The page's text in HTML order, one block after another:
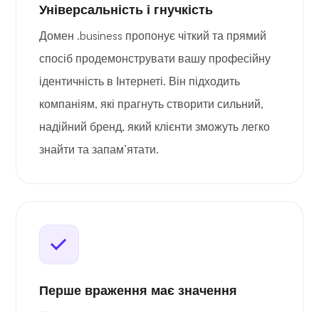
Універсальність і гнучкість
Домен .business пропонує чіткий та прямий
спосіб продемонструвати вашу професійну
ідентичність в Інтернеті. Він підходить
компаніям, які прагнуть створити сильний,
надійний бренд, який клієнти зможуть легко
знайти та запам’ятати.
Перше враження має значення